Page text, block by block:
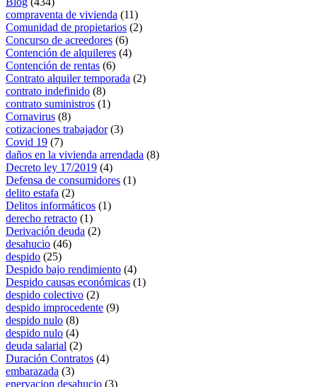
compraventa de vivienda (11)
Comunidad de propietarios (2)
Concurso de acreedores (6)
Contención de alquileres (4)
Contención de rentas (6)
Contrato alquiler temporada (2)
contrato indefinido (8)
contrato suministros (1)
Cornavirus (8)
cotizaciones trabajador(3)
Covid 19 (7)
daños en la vivienda arrendada (8)
Decreto ley 17/2019 (4)
Defensa de consumidores (1)
delito estafa (2)
Delitos informáticos (1)
derecho retracto (1)
Derivación deuda (2)
desahucio (46)
despido (25)
Despido bajo rendimiento (4)
Despido causas económicas (1)
despido colectivo (2)
despido improcedente (9)
despido nulo (8)
despido nulo (4)
deuda salarial (2)
Duración Contratos (4)
embarazada (3)
enervacion desahucio (3)